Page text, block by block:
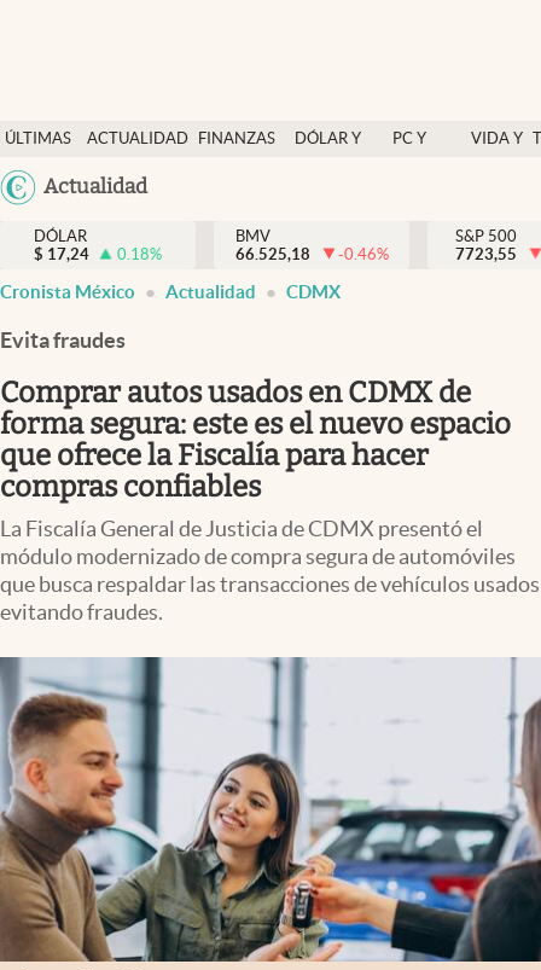
ÚLTIMAS
NOTICIAS
ACTUALIDAD
FINANZAS
DÓLAR Y
PC Y
VIDA Y
México
Actualidad
Actualidad
Finanzas y economía
Dólar y mercados
Pc y celular
Vida y estilo
Clima
Espiritualidad
abre en nueva pestaña
México
DÓLAR
$ 17,24 0.18%
BMV
66.525,18
-0.46%
S&P 500
7723,55
Cronista México Actualidad CDMX
Evita fraudes
Comprar autos usados en CDMX de
forma segura: este es el nuevo espacio
que ofrece la Fiscalía para hacer
compras confiables
La Fiscalía General de Justicia de CDMX presentó el
módulo modernizado de compra segura de automóviles
que busca respaldar las transacciones de vehículos usados
evitando fraudes.